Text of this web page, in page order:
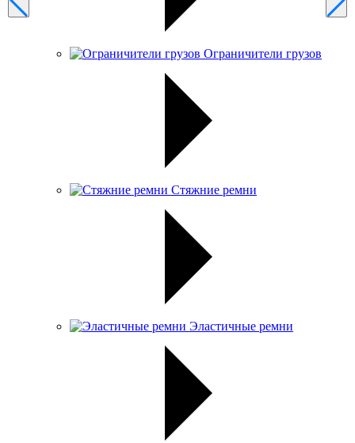
Ограничители грузов
Стяжние ремни
Эластичные ремни